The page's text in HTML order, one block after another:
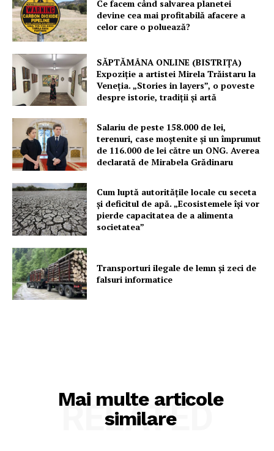
Ce facem când salvarea planetei
devine cea mai profitabilă afacere a
celor care o poluează?
SĂPTĂMÂNA ONLINE (BISTRIȚA)
Expoziție a artistei Mirela Trăistaru la
Veneția. „Stories in layers”, o poveste
despre istorie, tradiții și artă
Salariu de peste 158.000 de lei,
terenuri, case moștenite și un împrumut
de 116.000 de lei către un ONG. Averea
declarată de Mirabela Grădinaru
Cum luptă autoritățile locale cu seceta
și deficitul de apă. „Ecosistemele își vor
pierde capacitatea de a alimenta
societatea”
Transporturi ilegale de lemn și zeci de
falsuri informatice
Mai multe articole
similare
RELATED